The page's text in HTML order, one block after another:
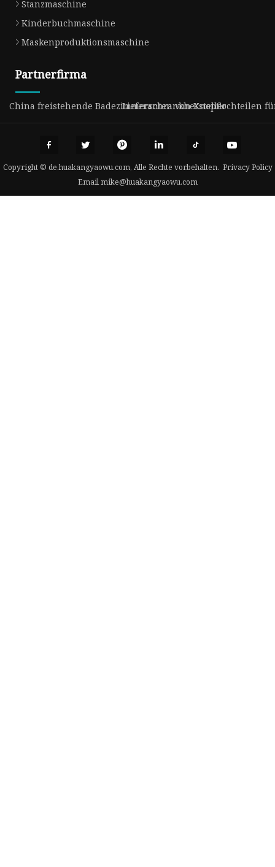
Stanzmaschine
Kinderbuchmaschine
Maskenproduktionsmaschine
Partnerfirma
China freistehende Badezimmerschrankhersteller
Lieferanten von Knopflochteilen
Copyright © de.huakangyaowu.com, Alle Rechte vorbehalten. Privacy Policy
Emailmike@huakangyaowu.com